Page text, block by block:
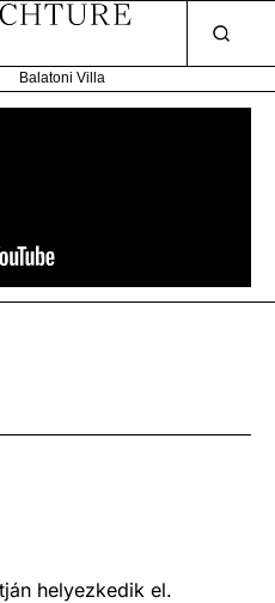
Balatoni Villa
helyezkedik el.